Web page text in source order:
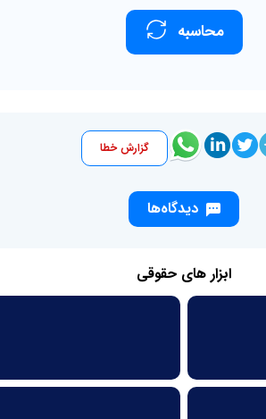
محاسبه
گزارش خطا
دیدگاه‌ها
ابزار های حقوقی